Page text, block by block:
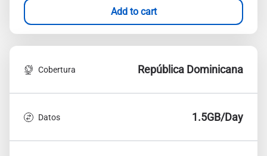
Add to cart
Cobertura República Dominicana
Datos 1.5GB/Day